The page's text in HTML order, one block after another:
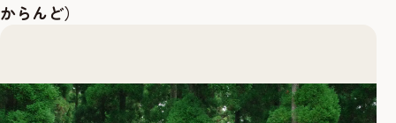
からんど）